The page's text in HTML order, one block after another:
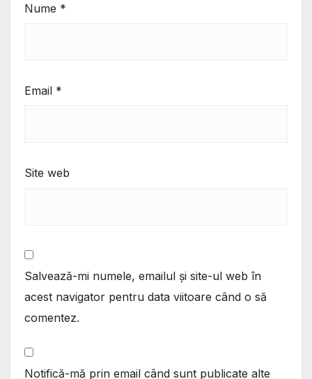
Nume *
Email *
Site web
Salvează-mi numele, emailul și site-ul web în
acest navigator pentru data viitoare când o să
comentez.
Notifică-mă prin email când sunt publicate alte